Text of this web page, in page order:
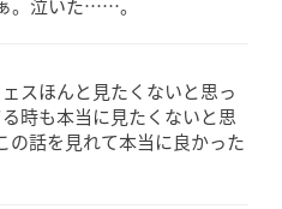
。泣いた……。
スほんと見たくないと思っ
時も本当に見たくないと思
の話を見れて本当に良かった